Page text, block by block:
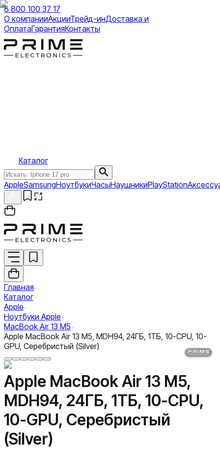
8 800 100 37 17
О компанииАкцииТрейд-инДоставка и
ОплатаГарантияКонтакты
Каталог
AppleSamsungНоутбукиЧасыНаушникиPlayStation
Главная
Каталог
Apple
Ноутбуки Apple
MacBook Air 13 M5
Apple MacBook Air 13 M5, MDH94, 24ГБ, 1ТБ, 10-CPU, 10-
GPU, Серебристый (Silver)
Apple MacBook Air 13 M5,
MDH94, 24ГБ, 1ТБ, 10-CPU,
10-GPU, Серебристый
(Silver)